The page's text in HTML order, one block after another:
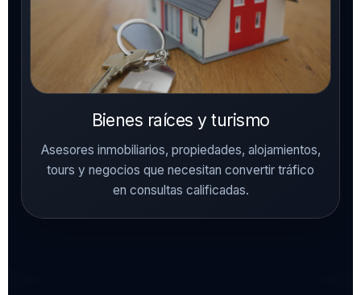
Bienes raíces y turismo
Asesores inmobiliarios, propiedades, alojamientos,
tours y negocios que necesitan convertir tráfico
en consultas calificadas.